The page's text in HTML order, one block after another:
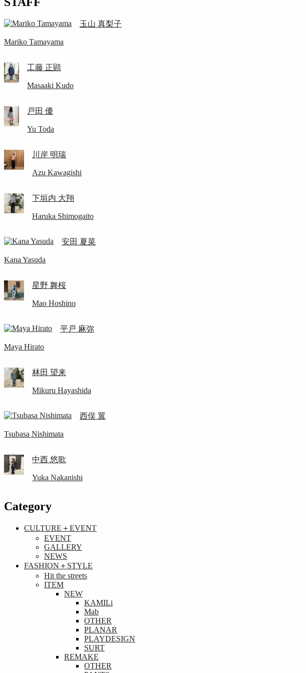
玉山 真梨子
Mariko Tamayama
工藤 正顕
Masaaki Kudo
戸田 優
Yu Toda
川岸 明瑞
Azu Kawagishi
下垣内 大翔
Haruka Shimogaito
安田 夏菜
Kana Yasuda
星野 舞桜
Mao Hoshino
平戸 麻弥
Maya Hirato
林田 望来
Mikuru Hayashida
西俣 翼
Tsubasa Nishimata
中西 悠歌
Yuka Nakanishi
Category
CULTURE＋EVENT
EVENT
GALLERY
NEWS
FASHION＋STYLE
Hit the streets
ITEM
NEW
KAMILi
Mab
OTHER
PLANAR
PLAYDESIGN
SURT
REMAKE
OTHER